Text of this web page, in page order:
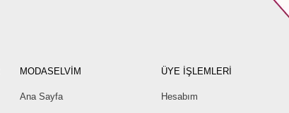
MODASELVİM
Ana Sayfa
ÜYE İŞLEMLERİ
Hesabım